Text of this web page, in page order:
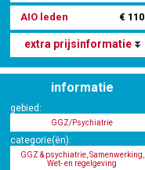
Zoek op kaart
Registreren
AIO leden € 110
extra prijsinformatie
informatie
gebied:
GGZ/Psychiatrie
categorie(ën):
GGZ & psychiatrie, Samenwerking,
Wet- en regelgeving